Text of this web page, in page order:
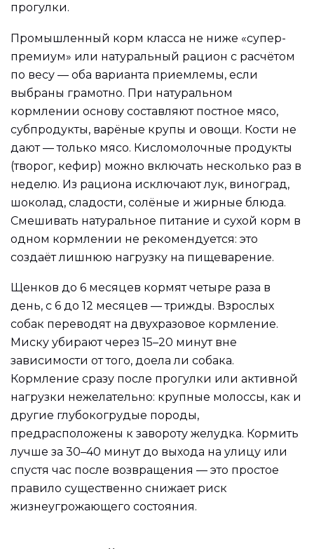
прогулки.
Промышленный корм класса не ниже «супер-
премиум» или натуральный рацион с расчётом
по весу — оба варианта приемлемы, если
выбраны грамотно. При натуральном
кормлении основу составляют постное мясо,
субпродукты, варёные крупы и овощи. Кости не
дают — только мясо. Кисломолочные продукты
(творог, кефир) можно включать несколько раз в
неделю. Из рациона исключают лук, виноград,
шоколад, сладости, солёные и жирные блюда.
Смешивать натуральное питание и сухой корм в
одном кормлении не рекомендуется: это
создаёт лишнюю нагрузку на пищеварение.
Щенков до 6 месяцев кормят четыре раза в
день, с 6 до 12 месяцев — трижды. Взрослых
собак переводят на двухразовое кормление.
Миску убирают через 15–20 минут вне
зависимости от того, доела ли собака.
Кормление сразу после прогулки или активной
нагрузки нежелательно: крупные молоссы, как и
другие глубокогрудые породы,
предрасположены к завороту желудка. Кормить
лучше за 30–40 минут до выхода на улицу или
спустя час после возвращения — это простое
правило существенно снижает риск
жизнеугрожающего состояния.